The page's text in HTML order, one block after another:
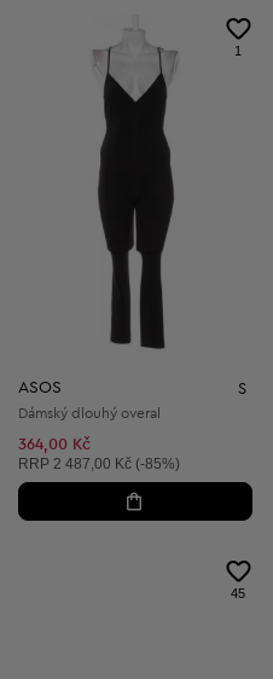
1
ASOS S
Dámský dlouhý overal
364,00 Kč
Doporučená cena:
RRP 2 487,00 Kč (-85%)
45